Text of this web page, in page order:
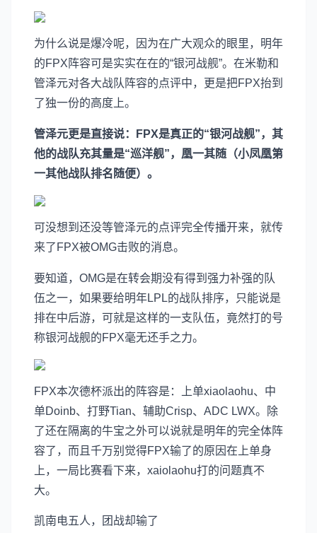
为什么说是爆冷呢，因为在广大观众的眼里，明年
的FPX阵容可是实实在在的“银河战舰”。在米勒和
管泽元对各大战队阵容的点评中，更是把FPX抬到
了独一份的高度上。
管泽元更是直接说：FPX是真正的“银河战舰”，其
他的战队充其量是“巡洋舰”，凰一其随（小凤凰第
一其他战队排名随便）。
可没想到还没等管泽元的点评完全传播开来，就传
来了FPX被OMG击败的消息。
要知道，OMG是在转会期没有得到强力补强的队
伍之一，如果要给明年LPL的战队排序，只能说是
排在中后游，可就是这样的一支队伍，竟然打的号
称银河战舰的FPX毫无还手之力。
FPX本次德杯派出的阵容是：上单xiaolaohu、中
单Doinb、打野Tian、辅助Crisp、ADC LWX。除
了还在隔离的牛宝之外可以说就是明年的完全体阵
容了，而且千万别觉得FPX输了的原因在上单身
上，一局比赛看下来，xaiolaohu打的问题真不
大。
凯南电五人，团战却输了